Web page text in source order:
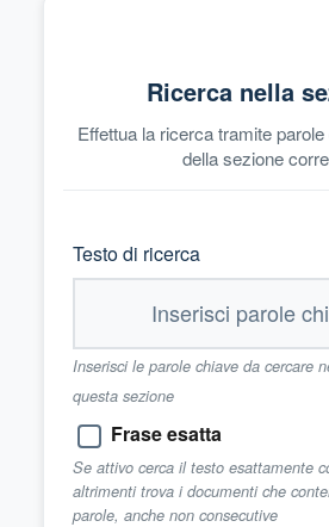
Ricerca nella
Effettua la ricerca tramite
della sezione
Testo di ricerca
Inserisci le parole chiave da cercare
questa sezione
Frase esatta
Se attivo cerca il testo esattamente
altrimenti trova i documenti che
parole, anche non consecutive